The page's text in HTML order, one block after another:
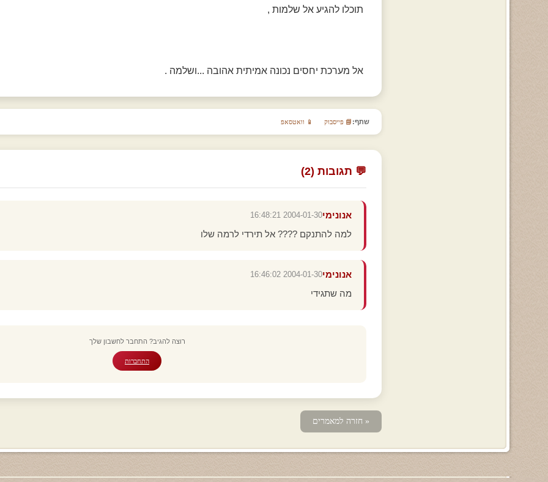
תוכלו להגיע אל שלמות ,
אל מערכת יחסים נכונה אמיתית אהובה ...ושלמה .
שתף: 📘 פייסבוק 📱 וואטסאפ
💬 תגובות (2)
אנונימי2004-01-30 16:48:21
למה להתנקם ???? אל תירדי לרמה שלו
אנונימי2004-01-30 16:46:02
מה שתגידי
רוצה להגיב? התחבר לחשבון שלך
התחברות
« חזרה למאמרים